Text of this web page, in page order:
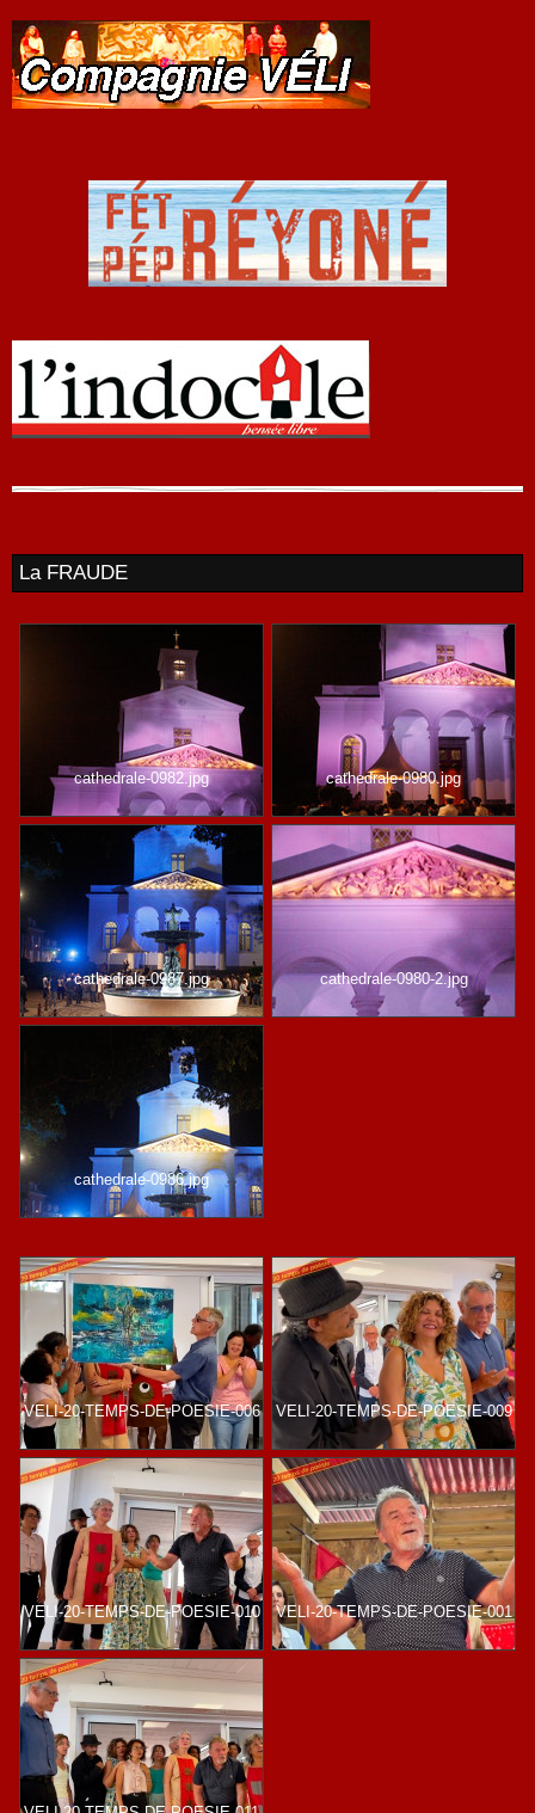
La FRAUDE
cathedrale-0982.jpg cathedrale-0980.jpg
cathedrale-0987.jpg cathedrale-0980-2.jpg
cathedrale-0986.jpg
VELI-20-TEMPS-DE-POESIE-006 VELI-20-TEMPS-DE-POESIE-009
VELI-20-TEMPS-DE-POESIE-010 VELI-20-TEMPS-DE-POESIE-001